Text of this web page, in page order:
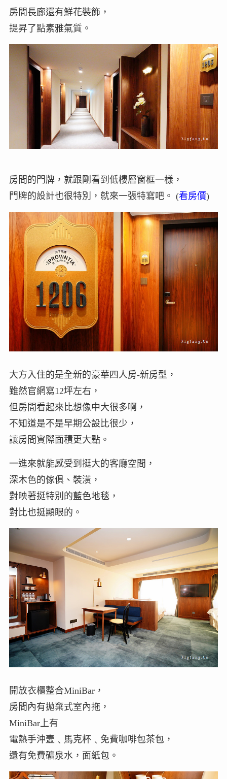
房間長廊還有鮮花裝飾，
提昇了點素雅氣質。
房間的門牌，就跟剛看到低樓層窗框一樣，
門牌的設計也很特別，就來一張特寫吧。 (看房價)
大方入住的是全新的豪華四人房-新房型，
雖然官網寫12坪左右，
但房間看起來比想像中大很多啊，
不知道是不是早期公設比很少，
讓房間實際面積更大點。
一進來就能感受到挺大的客廳空間，
深木色的傢俱、裝潢，
對映著挺特別的藍色地毯，
對比也挺顯眼的。
開放衣櫃整合MiniBar，
房間內有拋棄式室內拖，
MiniBar上有
電熱手沖壼﹑馬克杯﹑免費咖啡包茶包，
還有免費礦泉水，面紙包。